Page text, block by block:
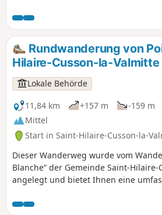
Flüssen, Wäldern, Weilern und alten
Naturschätze unserer Region und
Artenvielfalt.
Rundwanderung von
Hilaire-Cusson-la-Valmitte
Lokale Behörde
11,84 km
+157 m -159 m
Mittel
Start in Saint-Hilaire-Cusson-la-
Dieser Wanderweg wurde vom
Blanche” der Gemeinde Saint-Hilaire-
angelegt und bietet Ihnen eine
Flüssen, Wäldern, Weilern und alten